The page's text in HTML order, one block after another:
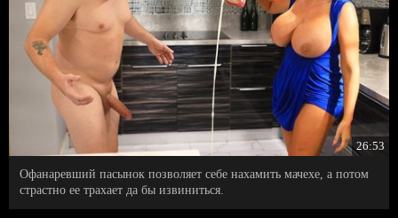
26:53
Офанаревший пасынок позволяет себе нахамить мачехе, а потом
страстно ее трахает да бы извиниться.